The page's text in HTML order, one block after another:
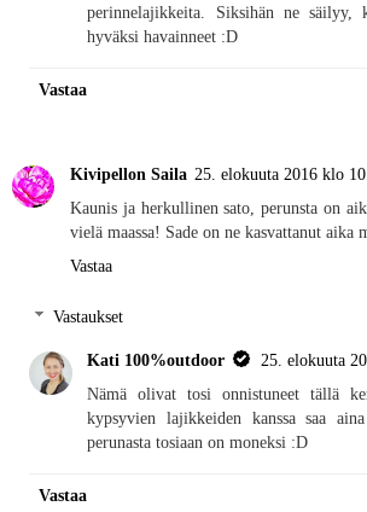
perinnelajikkeita. Siksihän ne säilyy,
hyväksi havainneet :D
Vastaa
Kivipellon Saila 25. elokuuta 2016 klo
Kaunis ja herkullinen sato, perunsta on
vielä maassa! Sade on ne kasvattanut aika
Vastaa
Vastaukset
Kati 100%outdoor
25. elokuuta
Nämä olivat tosi onnistuneet tällä
kypsyvien lajikkeiden kanssa saa
perunasta tosiaan on moneksi :D
Vastaa